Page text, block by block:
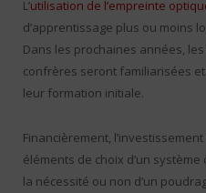
L’utilisation de l’empreinte
d’apprentissage plus ou moins
Dans les prochaines années,
confrères seront familiarisées
leur formation initiale.
Financièrement,
éléments de choix d’un
la nécessité ou non d’un